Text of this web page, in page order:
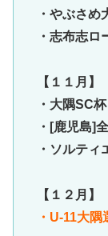
・やぶさ
・志布志
【１１月】
・大隅SC
・[鹿児島]
・ソルテ
【１２月】
・U-11大